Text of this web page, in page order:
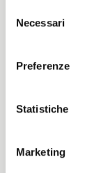
delNecessari
Preferenze
Statistiche
Marketing